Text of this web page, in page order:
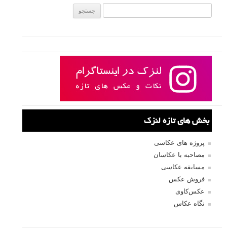
بخش های تازه لنزک
پروژه های عکاسی
مصاحبه با عکاسان
مسابقه عکاسی
فروش عکس
عکس‌کاوی
نگاه عکاس